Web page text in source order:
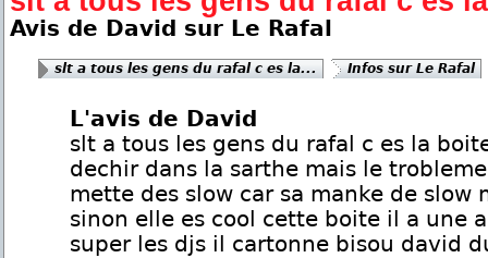
Avis de David sur Le Rafal
slt a tous les gens du rafal c es la... Infos sur Le Rafal
L'avis de David
slt a tous les gens du rafal c es la
dechir dans la sarthe mais le
mette des slow car sa manke de slow
sinon elle es cool cette boite il a une
super les djs il cartonne bisou david